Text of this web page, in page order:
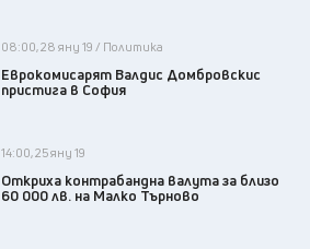
08:00, 28 яну 19 / Политика
Еврокомисарят Валдис Домбровскис
пристига в София
14:00, 25 яну 19
Откриха контрабандна валута за близо
60 000 лв. на Малко Търново